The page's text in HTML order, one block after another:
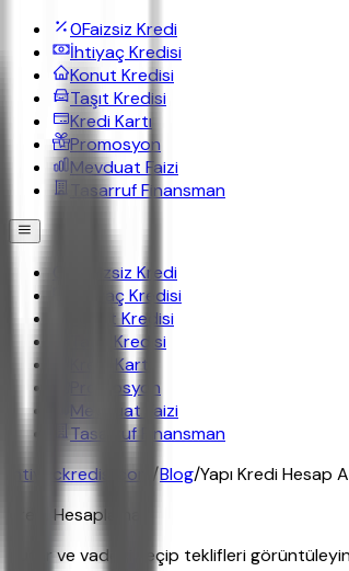
0Faizsiz Kredi
İhtiyaç Kredisi
Konut Kredisi
Taşıt Kredisi
Kredi Kartı
Promosyon
Mevduat Faizi
Tasarruf Finansman
Faizsiz Kredi
İhtiyaç Kredisi
Konut Kredisi
Taşıt Kredisi
Kredi Kartı
Promosyon
Mevduat Faizi
Tasarruf Finansman
ihtiyackredisi.com /Blog/Yapı Kredi Hesap
Kredi Hesaplama
Tutar ve vadeyi seçip teklifleri